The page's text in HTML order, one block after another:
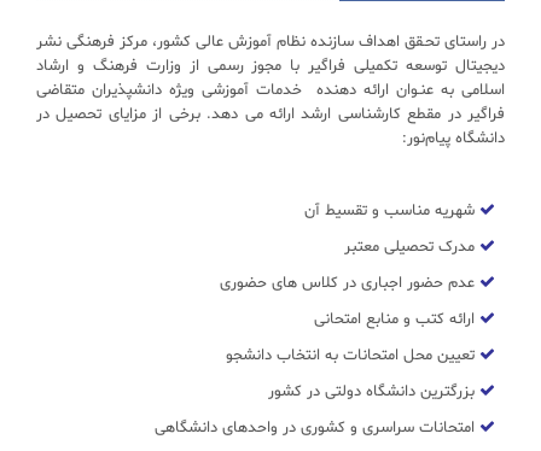
در راستای تحـقق اهداف سازنده نظام آموزش عالی کشور، مرکز فرهنگی نشر
دیجیتال توسعه تکمیلی فراگیر با مجوز رسمی از وزارت فرهنگ و ارشاد
اسلامی به عنـوان ارائه دهنده خدمات آموزشی ویژه دانشپذیران متقاضی
فراگیر در مقطع کارشناسی ارشد ارائه می دهد. برخی از مزایای تحصیل در
دانشگاه پیام‌نور:
شهریه مناسب و تقسیط آن
مدرک تحصیلی معتبر
عدم حضور اجباری در کلاس های حضوری
ارائه کتب و منابع امتحانی
تعیین محل امتحانات به انتخاب دانشجو
بزرگترین دانشگاه دولتی در کشور
امتحانات سراسری و کشوری در واحدهای دانشگاهی